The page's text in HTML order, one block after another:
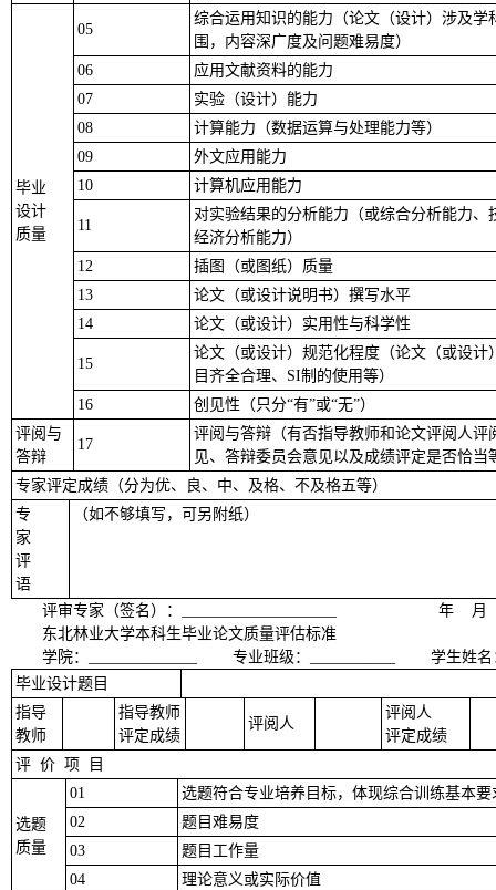
毕业
设计
质量
05
综合运用知识的能力（论文（设计）涉及学
围，内容深广度及问题难易度）
06
应用文献资料的能力
07
实验（设计）能力
08
计算能力（数据运算与处理能力等）
09
外文应用能力
10
计算机应用能力
11
对实验结果的分析能力（或综合分析能力、
经济分析能力）
12
插图（或图纸）质量
13
论文（或设计说明书）撰写水平
14
论文（或设计）实用性与科学性
15
论文（或设计）规范化程度（论文（或设计
目齐全合理、 SI制的使用等）
16
创见性（只分“有”或“无”）
评阅与
答辩
17
评阅与答辩（有否指导教师和论文评阅人评
见、答辩委员会意见以及成绩评定是否恰当
专家评定成绩（分为优、良、中、及格、不及格五等）
专
家
评
语
（如不够填写，可另附纸）
评审专家（签名）：
年 月
东北林业大学本科生毕业论文质量评估标准
学院：
专业班级：
学生姓名
毕业设计题目
指导
教师
指导教师
评定成绩
评阅人
评阅人
评定成绩
评 价 项 目
选题
质量
01
选题符合专业培养目标，体现综合训练基本要
02
题目难易度
03
题目工作量
04
理论意义或实际价值